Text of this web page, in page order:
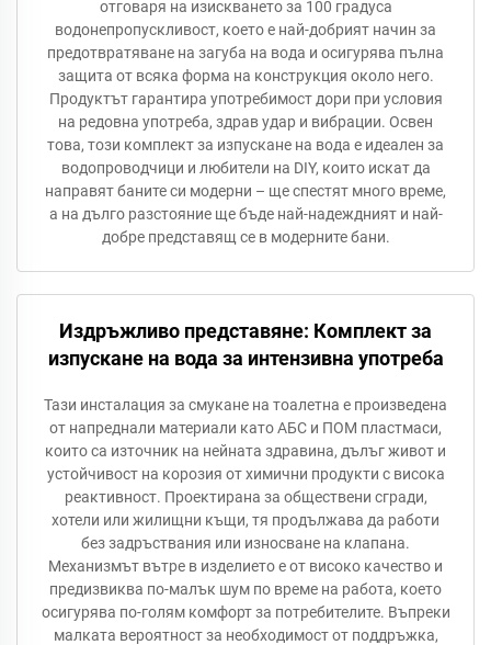
отговаря на изискването за 100 градуса
водонепропускливост, което е най-добрият начин за
предотвратяване на загуба на вода и осигурява пълна
защита от всяка форма на конструкция около него.
Продуктът гарантира употребимост дори при условия
на редовна употреба, здрав удар и вибрации. Освен
това, този комплект за изпускане на вода е идеален за
водопроводчици и любители на DIY, които искат да
направят баните си модерни – ще спестят много време,
а на дълго разстояние ще бъде най-надеждният и най-
добре представящ се в модерните бани.
Издръжливо представяне: Комплект за
изпускане на вода за интензивна употреба
Тази инсталация за смукане на тоалетна е произведена
от напреднали материали като АБС и ПОМ пластмаси,
които са източник на нейната здравина, дълъг живот и
устойчивост на корозия от химични продукти с висока
реактивност. Проектирана за обществени сгради,
хотели или жилищни къщи, тя продължава да работи
без задръствания или износване на клапана.
Механизмът вътре в изделието е от високо качество и
предизвиква по-малък шум по време на работа, което
осигурява по-голям комфорт за потребителите. Въпреки
малката вероятност за необходимост от поддръжка,